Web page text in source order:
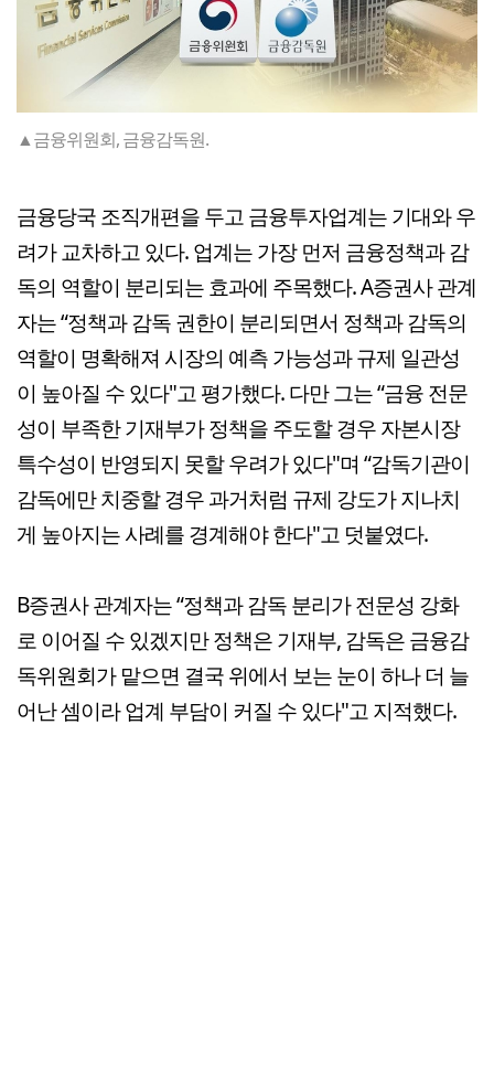
▲금융위원회, 금융감독원.
금융당국 조직개편을 두고 금융투자업계는 기대와 우
려가 교차하고 있다. 업계는 가장 먼저 금융정책과 감
독의 역할이 분리되는 효과에 주목했다. A증권사 관계
자는 “정책과 감독 권한이 분리되면서 정책과 감독의
역할이 명확해져 시장의 예측 가능성과 규제 일관성
이 높아질 수 있다"고 평가했다. 다만 그는 “금융 전문
성이 부족한 기재부가 정책을 주도할 경우 자본시장
특수성이 반영되지 못할 우려가 있다"며 “감독기관이
감독에만 치중할 경우 과거처럼 규제 강도가 지나치
게 높아지는 사례를 경계해야 한다"고 덧붙였다.
B증권사 관계자는 “정책과 감독 분리가 전문성 강화
로 이어질 수 있겠지만 정책은 기재부, 감독은 금융감
독위원회가 맡으면 결국 위에서 보는 눈이 하나 더 늘
어난 셈이라 업계 부담이 커질 수 있다"고 지적했다.